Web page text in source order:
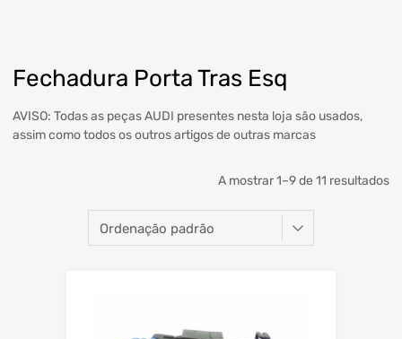
Fechadura Porta Tras Esq
AVISO: Todas as peças AUDI presentes nesta loja são usados,
assim como todos os outros artigos de outras marcas
A mostrar 1–9 de 11 resultados